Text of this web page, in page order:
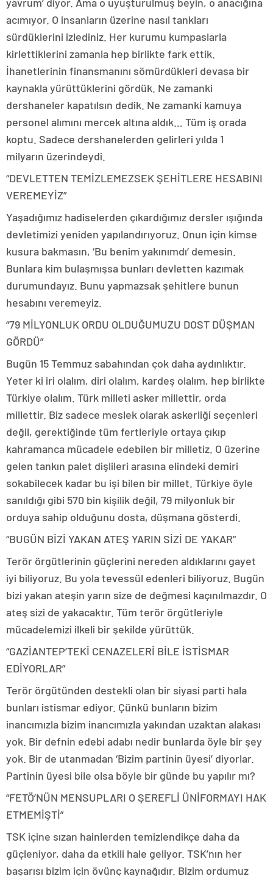
acımıyor. O insanların üzerine nasıl tankları
sürdüklerini izlediniz. Her kurumu kumpaslarla
kirlettiklerini zamanla hep birlikte fark ettik.
İhanetlerinin finansmanını sömürdükleri devasa bir
kaynakla yürüttüklerini gördük. Ne zamanki
dershaneler kapatılsın dedik. Ne zamanki kamuya
personel alımını mercek altına aldık… Tüm iş orada
koptu. Sadece dershanelerden gelirleri yılda 1
milyarın üzerindeydi.
“DEVLETTEN TEMİZLEMEZSEK ŞEHİTLERE HESABINI
VEREMEYİZ”
Yaşadığımız hadiselerden çıkardığımız dersler ışığında
devletimizi yeniden yapılandırıyoruz. Onun için kimse
kusura bakmasın, ‘Bu benim yakınımdı’ demesin.
Bunlara kim bulaşmışsa bunları devletten kazımak
durumundayız. Bunu yapmazsak şehitlere bunun
hesabını veremeyiz.
“79 MİLYONLUK ORDU OLDUĞUMUZU DOST DÜŞMAN
GÖRDÜ”
Bugün 15 Temmuz sabahından çok daha aydınlıktır.
Yeter ki iri olalım, diri olalım, kardeş olalım, hep birlikte
Türkiye olalım. Türk milleti asker millettir, orda
millettir. Biz sadece meslek olarak askerliği seçenleri
değil, gerektiğinde tüm fertleriyle ortaya çıkıp
kahramanca mücadele edebilen bir milletiz. O üzerine
gelen tankın palet dişlileri arasına elindeki demiri
sokabilecek kadar bu işi bilen bir millet. Türkiye öyle
sanıldığı gibi 570 bin kişilik değil, 79 milyonluk bir
orduya sahip olduğunu dosta, düşmana gösterdi.
“BUGÜN BİZİ YAKAN ATEŞ YARIN SİZİ DE YAKAR”
Terör örgütlerinin güçlerini nereden aldıklarını gayet
iyi biliyoruz. Bu yola tevessül edenleri biliyoruz. Bugün
bizi yakan ateşin yarın size de değmesi kaçınılmazdır. O
ateş sizi de yakacaktır. Tüm terör örgütleriyle
mücadelemizi ilkeli bir şekilde yürüttük.
“GAZİANTEP’TEKİ CENAZELERİ BİLE İSTİSMAR
EDİYORLAR”
Terör örgütünden destekli olan bir siyasi parti hala
bunları istismar ediyor. Çünkü bunların bizim
inancımızla bizim inancımızla yakından uzaktan alakası
yok. Bir defnin edebi adabı nedir bunlarda öyle bir şey
yok. Bir de utanmadan ‘Bizim partinin üyesi’ diyorlar.
Partinin üyesi bile olsa böyle bir günde bu yapılır mı?
“FETÖ’NÜN MENSUPLARI O ŞEREFLİ ÜNİFORMAYI HAK
ETMEMİŞTİ”
TSK içine sızan hainlerden temizlendikçe daha da
güçleniyor, daha da etkili hale geliyor. TSK’nın her
başarısı bizim için övünç kaynağıdır. Bizim ordumuz